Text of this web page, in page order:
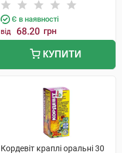
Є в наявності
від 68.20 грн
КУПИТИ
Кордевіт краплі оральні 30